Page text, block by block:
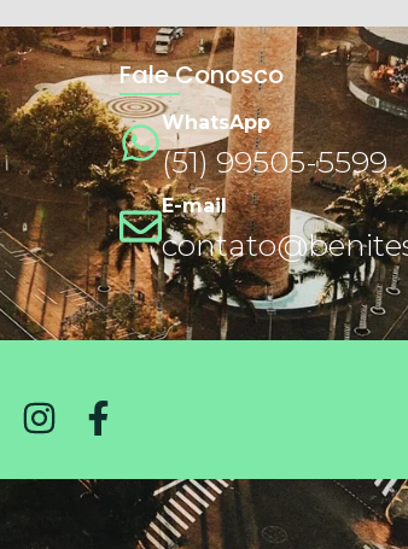
Fale Conosco
WhatsApp
(51) 99505-5599
E-mail